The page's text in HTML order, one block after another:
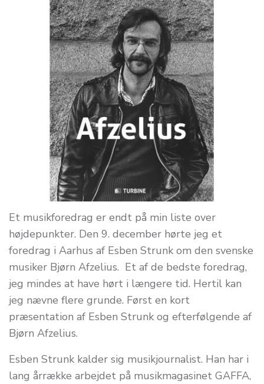
Et musikforedrag er endt på min liste over
højdepunkter. Den 9. december hørte jeg et
foredrag i Aarhus af Esben Strunk om den svenske
musiker Bjørn Afzelius. Et af de bedste foredrag,
jeg mindes at have hørt i længere tid. Hertil kan
jeg nævne flere grunde. Først en kort
præsentation af Esben Strunk og efterfølgende af
Bjørn Afzelius.
Esben Strunk kalder sig musikjournalist. Han har i
lang årrække arbejdet på musikmagasinet GAFFA,